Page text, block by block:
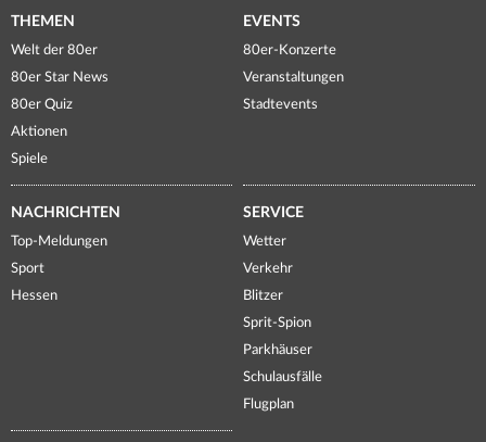
THEMEN
Welt der 80er
80er Star News
80er Quiz
Aktionen
Spiele
EVENTS
80er-Konzerte
Veranstaltungen
Stadtevents
NACHRICHTEN
Top-Meldungen
Sport
Hessen
SERVICE
Wetter
Verkehr
Blitzer
Sprit-Spion
Parkhäuser
Schulausfälle
Flugplan